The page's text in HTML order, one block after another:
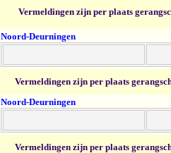
Vermeldingen zijn per plaats
Noord-Deurningen
Vermeldingen zijn per plaats
Noord-Deurningen
Vermeldingen zijn per plaats